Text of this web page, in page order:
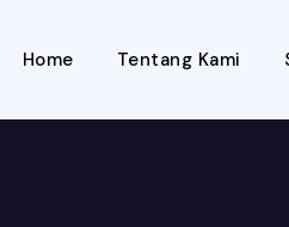
Home Tentang Kami